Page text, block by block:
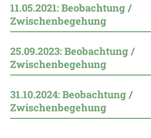
11.05.2021: Beobachtung /
Zwischenbegehung
25.09.2023: Beobachtung /
Zwischenbegehung
31.10.2024: Beobachtung /
Zwischenbegehung